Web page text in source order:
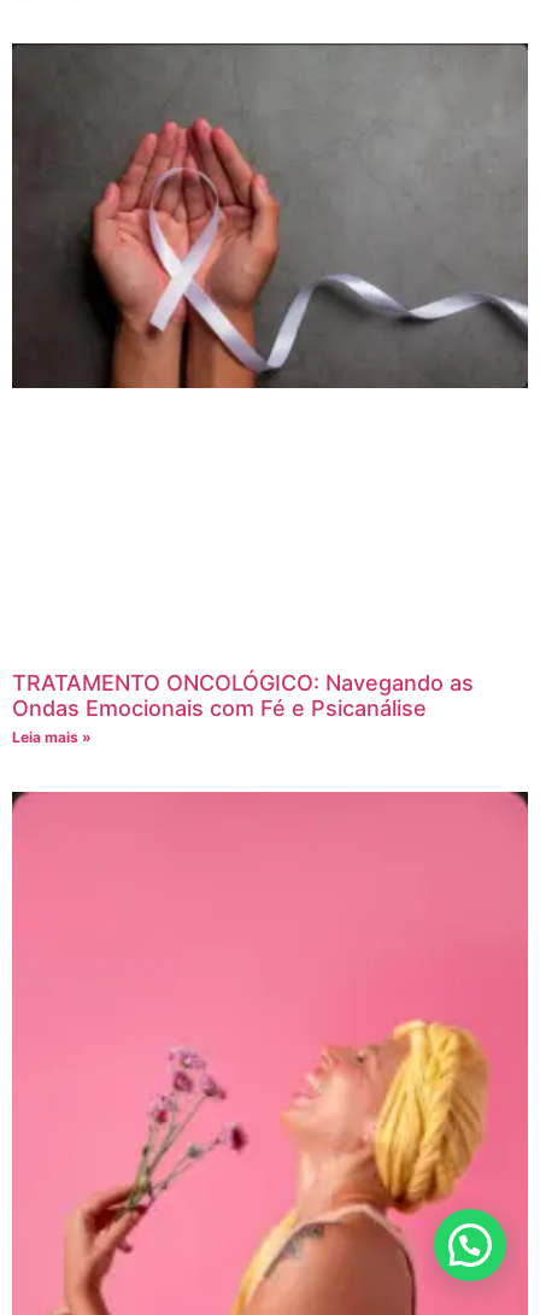
TRATAMENTO ONCOLÓGICO: Navegando as
Ondas Emocionais com Fé e Psicanálise
Leia mais »